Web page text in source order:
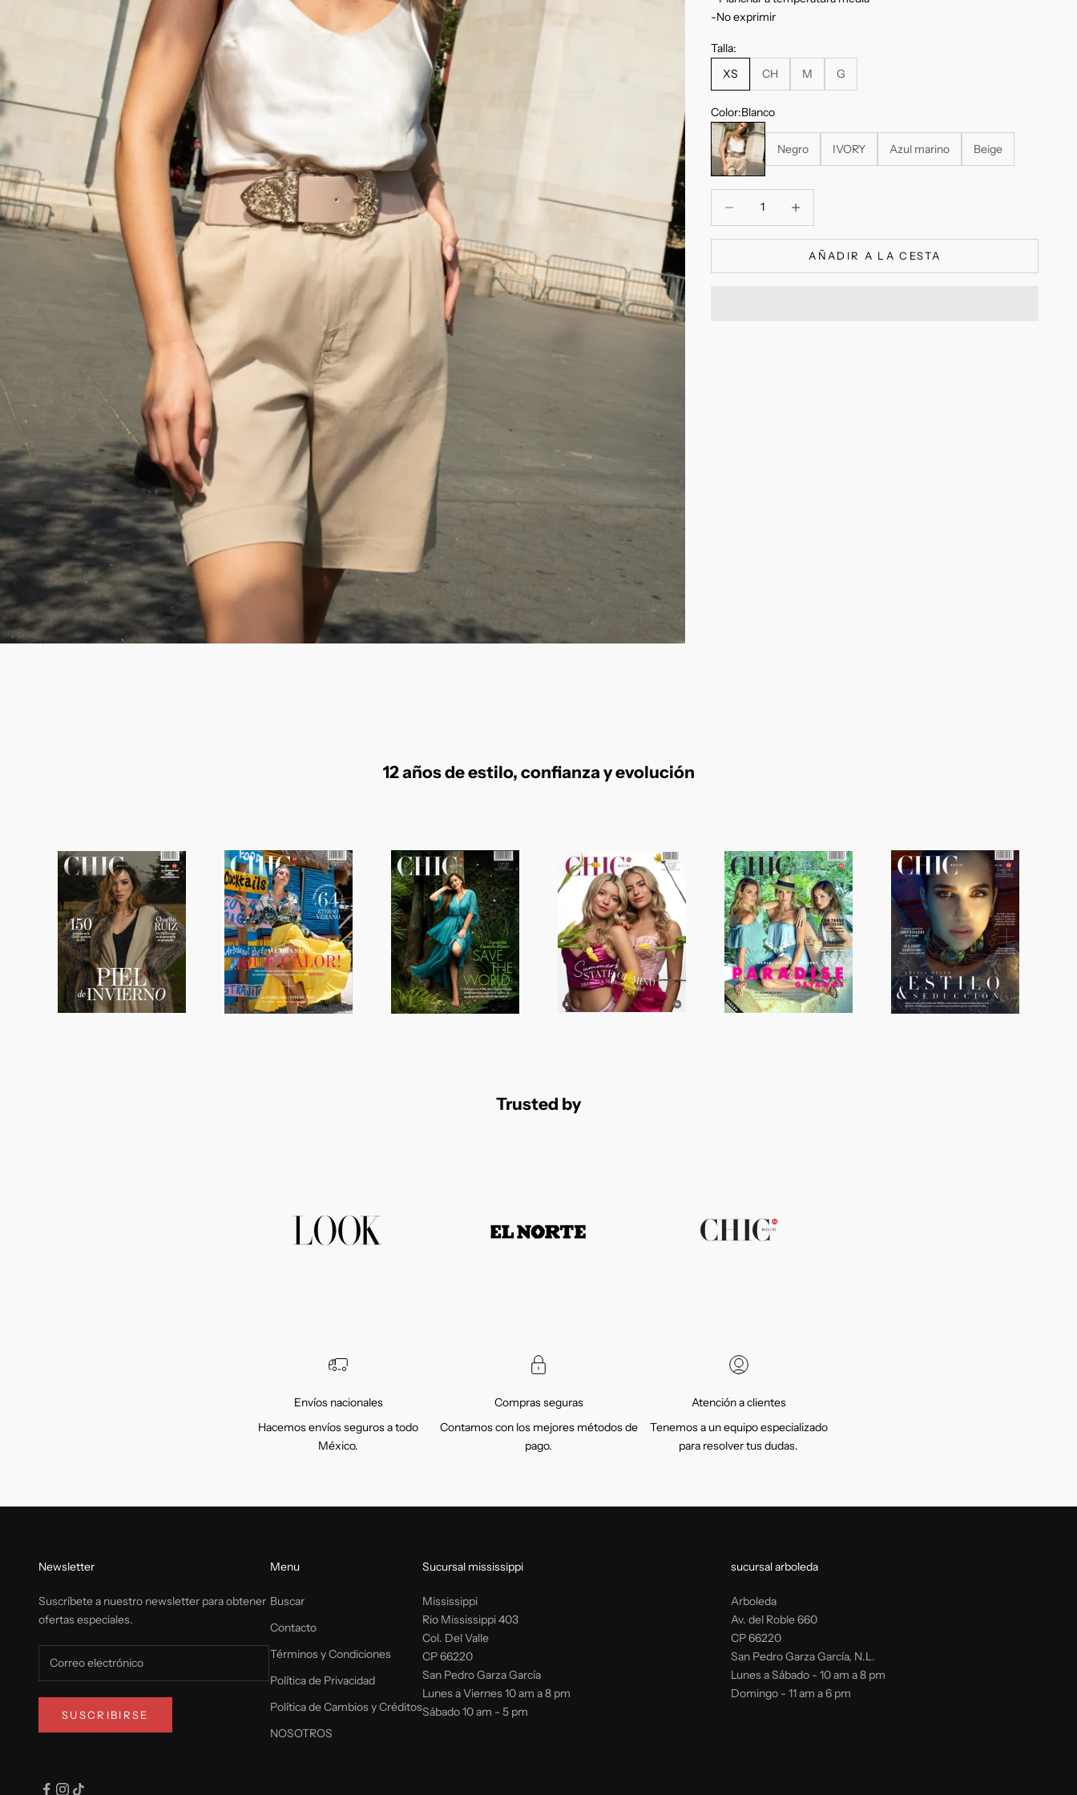
-No exprimir
Talla:
XS
CH M G
Color:Blanco
Blanco
Negro
IVORY Azul marino Beige
AÑADIR A LA CESTA
12 años de estilo, confianza y evolución
Trusted by
Envíos nacionales
Hacemos envíos seguros a todo
México.
Compras seguras
Contamos con los mejores métodos de
pago.
Atención a clientes
Tenemos a un equipo especializado
para resolver tus dudas.
Newsletter
Suscríbete a nuestro newsletter para obtener
ofertas especiales.
SUSCRIBIRSE
Menu
Buscar
Contacto
Términos y Condiciones
Política de Privacidad
Política de Cambios y Créditos
NOSOTROS
Sucursal mississippi
Mississippi
Rio Mississippi 403
Col. Del Valle
CP 66220
San Pedro Garza García
Lunes a Viernes 10 am a 8 pm
Sábado 10 am - 5 pm
sucursal arboleda
Arboleda
Av. del Roble 660
CP 66220
San Pedro Garza García, N.L.
Lunes a Sábado - 10 am a 8 pm
Domingo - 11 am a 6 pm